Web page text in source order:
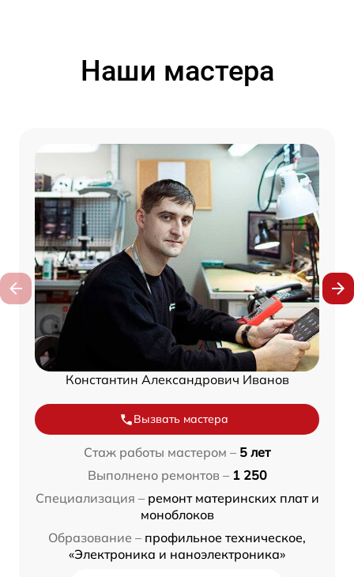
Наши мастера
Константин Александрович Иванов
Вызвать мастера
Стаж работы мастером – 5 лет
Выполнено ремонтов – 1 250
Специализация – ремонт материнских плат и
моноблоков
Образование – профильное техническое,
«Электроника и наноэлектроника»